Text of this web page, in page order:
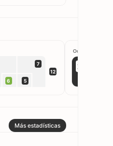
7
6 5
12
Ocasiones
100%
Más estadísticas